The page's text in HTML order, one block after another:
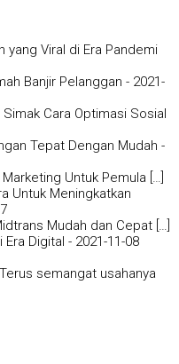
yang Viral di Era Pandemi
Banjir Pelanggan - 2021-
Cara Optimasi Sosial
Tepat Dengan Mudah -
Untuk Pemula […]
Untuk Meningkatkan
Mudah dan Cepat […]
Era Digital - 2021-11-08
semangat usahanya